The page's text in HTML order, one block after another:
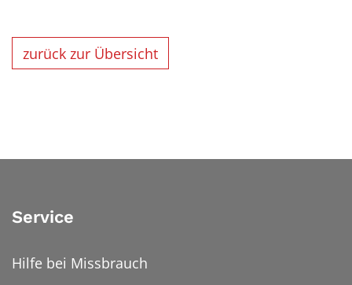
zurück zur Übersicht
Service
Hilfe bei Missbrauch